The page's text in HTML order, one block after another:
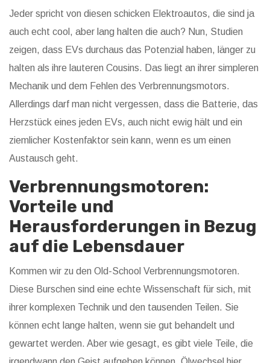
Jeder spricht von diesen schicken Elektroautos, die sind ja
auch echt cool, aber lang halten die auch? Nun, Studien
zeigen, dass EVs durchaus das Potenzial haben, länger zu
halten als ihre lauteren Cousins. Das liegt an ihrer simpleren
Mechanik und dem Fehlen des Verbrennungsmotors.
Allerdings darf man nicht vergessen, dass die Batterie, das
Herzstück eines jeden EVs, auch nicht ewig hält und ein
ziemlicher Kostenfaktor sein kann, wenn es um einen
Austausch geht.
Verbrennungsmotoren:
Vorteile und
Herausforderungen in Bezug
auf die Lebensdauer
Kommen wir zu den Old-School Verbrennungsmotoren.
Diese Burschen sind eine echte Wissenschaft für sich, mit
ihrer komplexen Technik und den tausenden Teilen. Sie
können echt lange halten, wenn sie gut behandelt und
gewartet werden. Aber wie gesagt, es gibt viele Teile, die